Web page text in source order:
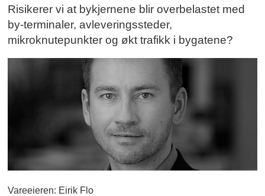
Risikerer vi at bykjernene blir overbelastet med
by-terminaler, avleveringssteder,
mikroknutepunkter og økt trafikk i bygatene?
Vareeieren: Eirik Flo